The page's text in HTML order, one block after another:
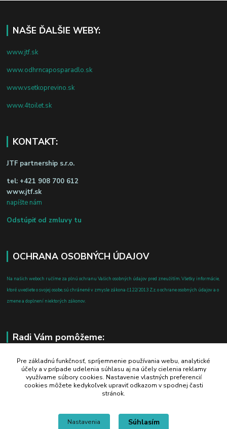
NAŠE ĎALŠIE WEBY:
www.jtf.sk
www.odhrncaposparadlo.sk
www.vsetkoprevino.sk
www.4toilet.sk
KONTAKT:
JTF partnership s.r.o.
tel: +421 908 700 612
www.jtf.sk
napíšte nám
Odstúpiť od zmluvy tu
OCHRANA OSOBNÝCH ÚDAJOV
Na našich weboch ručíme za plnú ochranu Vašich osobných údajov pred zneužitím. Všetky informácie,
ktoré uvediete o svojej osobe, sú chránené v zmysle zákona č.122/2013 Z.z. o ochrane osobných údajov a o
zmene a doplnení niektorých zákonov.
Radi Vám pomôžeme:
+421 908 700 612
po-pia: 8.00 - 16.00
business@jtf.sk
Pre základnú funkčnosť, spríjemnenie používania webu, analytické
účely a v prípade udelenia súhlasu aj na účely cielenia reklamy
využívame súbory cookies. Nastavenie vlastných preferencií
cookies môžete kedykoľvek upraviť odkazom v spodnej časti
stránok.
Nastavenia Súhlasím